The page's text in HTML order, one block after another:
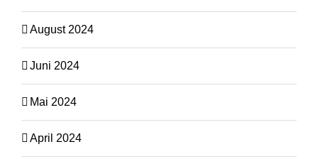
August 2024
Juni 2024
Mai 2024
April 2024